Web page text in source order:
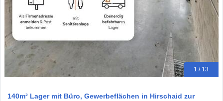
1 / 13
140m² Lager mit Büro, Gewerbeflächen in Hirschaid zur